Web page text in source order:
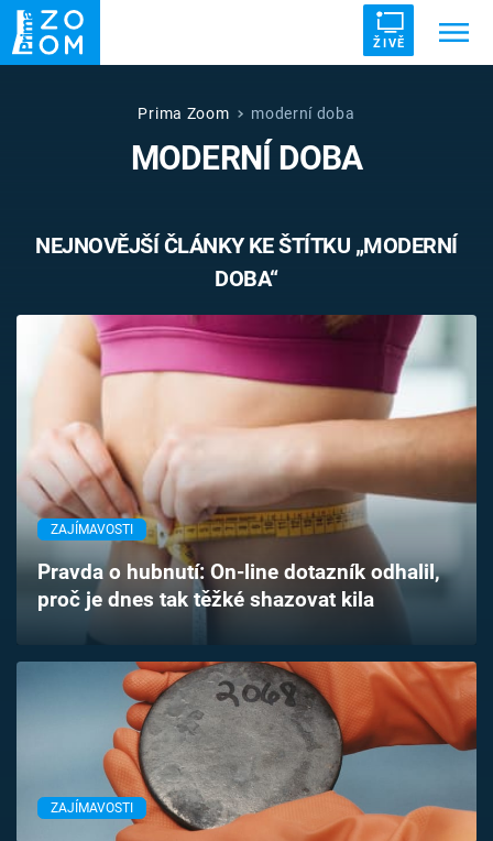
ŽIVĚ
ZRÁDCI UFO DRUHÁ SVĚTOVÁ VÁLKA
VETŘELCI DÁVNOVĚKU
Témata
TV Program
Časopis
Sledujte prima+
Přihlášení
Prima Zoom moderní doba
MODERNÍ DOBA
NEJNOVĚJŠÍ ČLÁNKY KE ŠTÍTKU „MODERNÍ
DOBA“
ZAJÍMAVOSTI
Pravda o hubnutí: On-line dotazník odhalil,
proč je dnes tak těžké shazovat kila
ZAJÍMAVOSTI